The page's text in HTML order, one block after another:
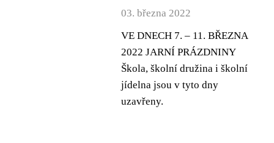
03. března 2022
VE DNECH 7. – 11. BŘEZNA
2022 JARNÍ PRÁZDNINY
Škola, školní družina i školní
jídelna jsou v tyto dny
uzavřeny.